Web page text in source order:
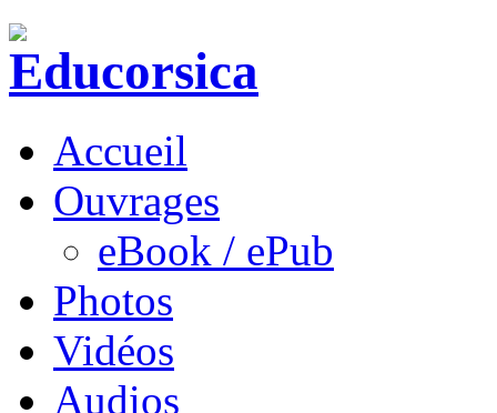
Accueil
Ouvrages
eBook / ePub
Photos
Vidéos
Audios